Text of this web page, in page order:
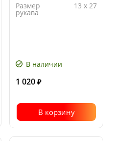
Размер
рукава
13 x 27
В наличии
1 020 ₽
В корзину